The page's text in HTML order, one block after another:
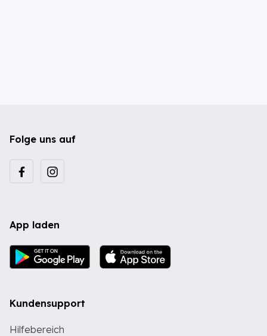
Folge uns auf
App laden
Kundensupport
Hilfebereich